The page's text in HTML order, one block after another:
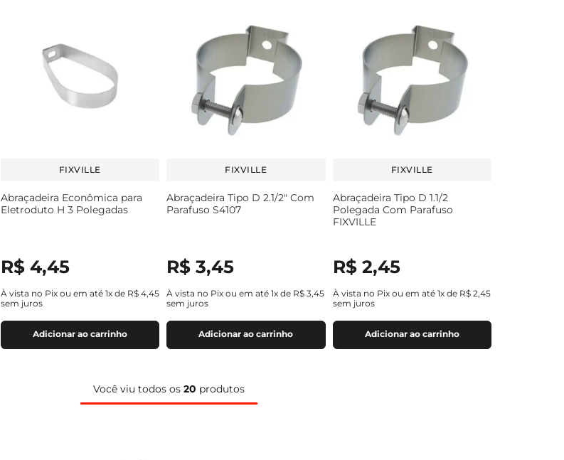
FIXVILLE
Abraçadeira Econômica para
Eletroduto H 3 Polegadas
R$ 4,45
À vista no Pix ou em até 1x de R$ 4,45
sem juros
Adicionar ao carrinho
FIXVILLE
Abraçadeira Tipo D 2.1/2" Com
Parafuso S4107
R$ 3,45
À vista no Pix ou em até1x de R$ 3,45
sem juros
Adicionar ao carrinho
FIXVILLE
Abraçadeira Tipo D 1.1/2
Polegada Com Parafuso
FIXVILLE
R$ 2,45
À vista no Pix ou em até 1x de R$ 2,45
sem juros
Adicionar ao carrinho
Você viu todos os 20 produtos